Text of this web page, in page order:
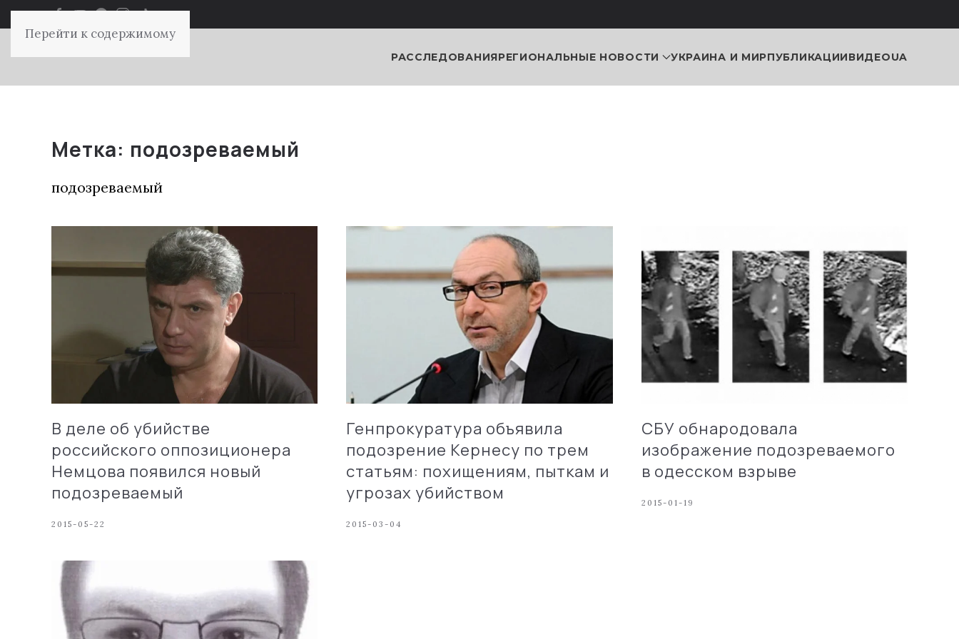
Перейти к содержимому
РАССЛЕДОВАНИЯРЕГИОНАЛЬНЫЕ НОВОСТИ УКРАИНА И МИРПУБЛИКАЦИИВИДЕОUA
Метка: подозреваемый
подозреваемый
В деле об убийстве
российского оппозиционера
Немцова появился новый
подозреваемый
2015-05-22
Генпрокуратура объявила
подозрение Кернесу по трем
статьям: похищениям, пыткам и
угрозах убийством
2015-03-04
СБУ обнародовала
изображение подозреваемого
в одесском взрыве
2015-01-19